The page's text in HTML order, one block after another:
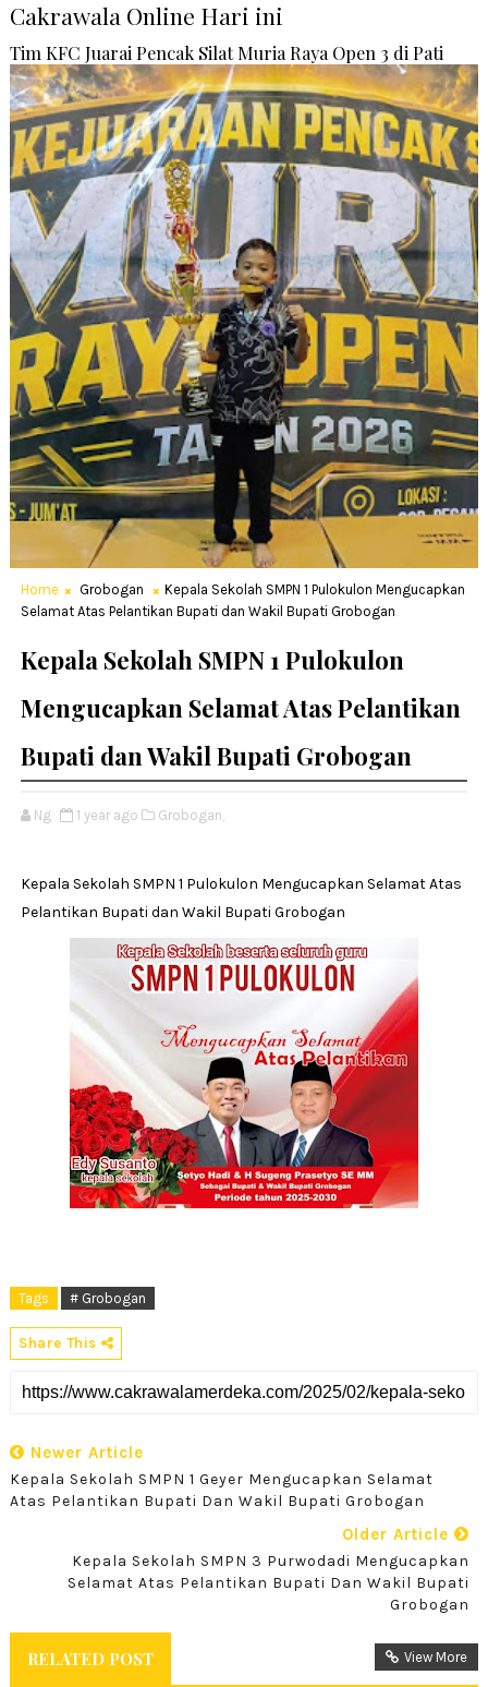
Cakrawala Online Hari ini
Tim KFC Juarai Pencak Silat Muria Raya Open 3 di Pati
Home Grobogan
Kepala Sekolah SMPN 1 Pulokulon Mengucapkan
Selamat Atas Pelantikan Bupati dan Wakil Bupati Grobogan
Kepala Sekolah SMPN 1 Pulokulon
Mengucapkan Selamat Atas Pelantikan
Bupati dan Wakil Bupati Grobogan
Ng 1 year ago Grobogan,
Kepala Sekolah SMPN 1 Pulokulon Mengucapkan Selamat Atas
Pelantikan Bupati dan Wakil Bupati Grobogan
Tags # Grobogan
Share This
Newer Article
Kepala Sekolah SMPN 1 Geyer Mengucapkan Selamat
Atas Pelantikan Bupati Dan Wakil Bupati Grobogan
Older Article
Kepala Sekolah SMPN 3 Purwodadi Mengucapkan
Selamat Atas Pelantikan Bupati Dan Wakil Bupati
Grobogan
RELATED POST View More